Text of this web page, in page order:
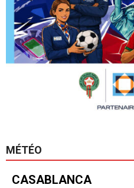
MÉTÉO
CASABLANCA